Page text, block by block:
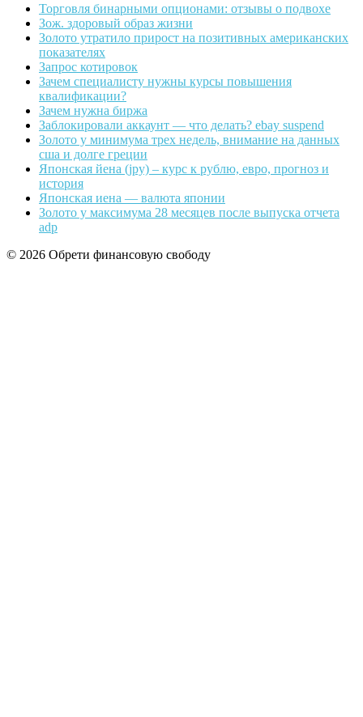
Торговля бинарными опционами: отзывы о подвохе
Зож. здоровый образ жизни
Золото утратило прирост на позитивных американских
показателях
Запрос котировок
Зачем специалисту нужны курсы повышения
квалификации?
Зачем нужна биржа
Заблокировали аккаунт — что делать? ebay suspend
Золото у минимума трех недель, внимание на данных
сша и долге греции
Японская йена (jpy) – курс к рублю, евро, прогноз и
история
Японская иена — валюта японии
Золото у максимума 28 месяцев после выпуска отчета
adp
© 2026 Обрети финансовую свободу